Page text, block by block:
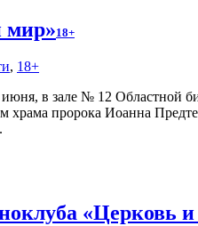
мир»18+
, 18+
июня, в зале № 12 Областной
храма пророка Иоанна
«Церковь